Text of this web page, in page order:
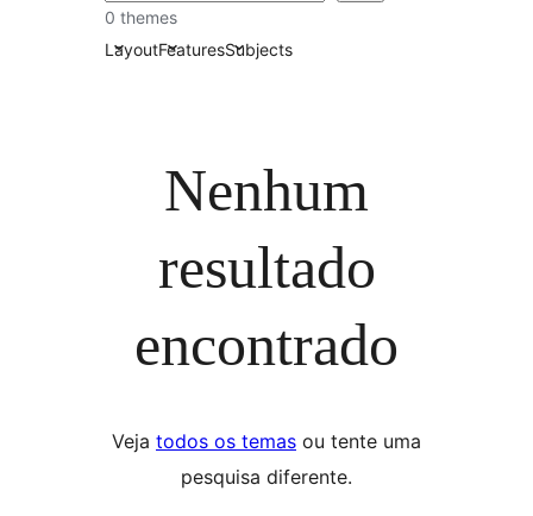
0 themes
LayoutFeaturesSubjects
Nenhum
resultado
encontrado
Veja todos os temas ou tente uma
pesquisa diferente.